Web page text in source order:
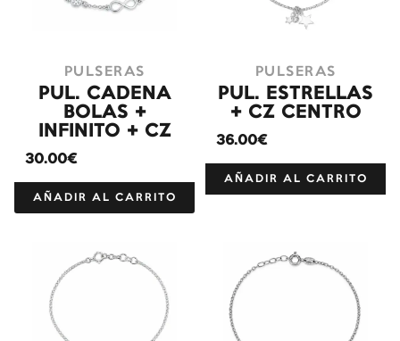
PULSERAS
PUL. CADENA
BOLAS +
INFINITO + CZ
30.00€
AÑADIR AL CARRITO
PULSERAS
PUL. ESTRELLAS
+ CZ CENTRO
36.00€
AÑADIR AL CARRITO